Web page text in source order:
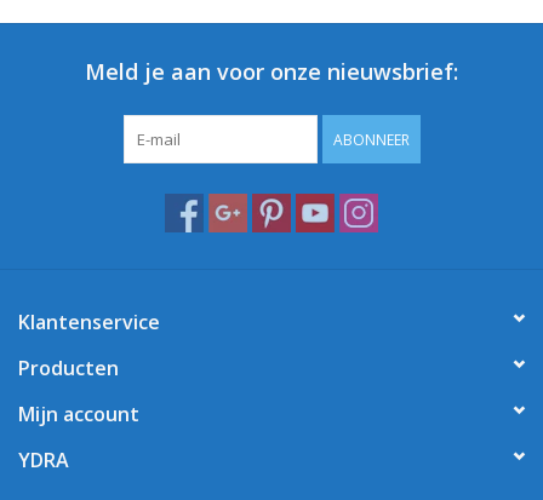
Meld je aan voor onze nieuwsbrief:
ABONNEER
Klantenservice
Producten
Mijn account
YDRA